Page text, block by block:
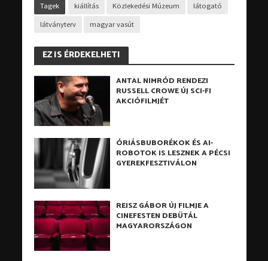
Tagek kiállítás Közlekedési Múzeum látogató
látványterv magyar vasút
EZ IS ÉRDEKELHETI
ANTAL NIMRÓD RENDEZI
RUSSELL CROWE ÚJ SCI-FI
AKCIÓFILMJÉT
ÓRIÁSBUBORÉKOK ÉS AI-
ROBOTOK IS LESZNEK A PÉCSI
GYEREKFESZTIVÁLON
REISZ GÁBOR ÚJ FILMJE A
CINEFESTEN DEBÜTÁL
MAGYARORSZÁGON